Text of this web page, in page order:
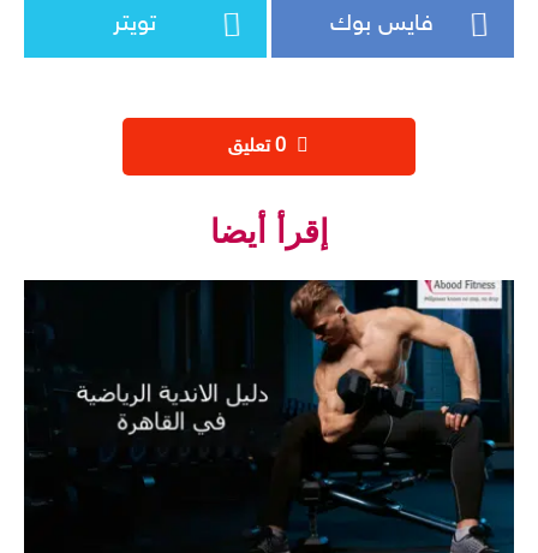
فايس بوك تويتر
إقرأ أيضا